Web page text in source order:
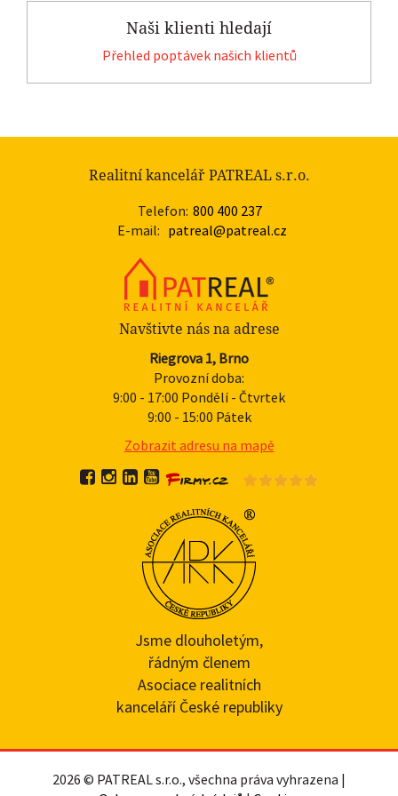
Naši klienti hledají
Přehled poptávek našich klientů
Realitní kancelář PATREAL s.r.o.
Telefon: 800 400 237
E-mail: patreal@patreal.cz
Navštivte nás na adrese
Riegrova 1, Brno
Provozní doba:
9:00 - 17:00 Pondělí - Čtvrtek
9:00 - 15:00 Pátek
Zobrazit adresu na mapě
Jsme dlouholetým,
řádným členem
Asociace realitních
kanceláří České republiky
2026 © PATREAL s.r.o., všechna práva vyhrazena |